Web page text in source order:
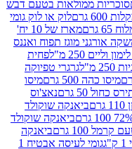
בטעם דבש
לוק או לוק גומי
מארז של 10 יח'
תפוח ואננס
פחית
גרגרי טפיוקה
מיסו
נאצ'וס
שוקולד
ביאנקה שוקולד
ביאנקה
גומי לעיסה אבטיח 1